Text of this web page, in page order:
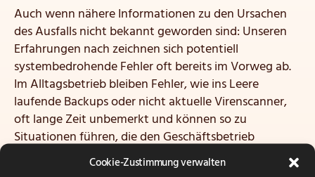
Cookie-Zustimmung verwalten
Auch wenn nähere Informationen zu den Ursachen
des Ausfalls nicht bekannt geworden sind: Unseren
Erfahrungen nach zeichnen sich potentiell
systembedrohende Fehler oft bereits im Vorweg ab.
Im Alltagsbetrieb bleiben Fehler, wie ins Leere
laufende Backups oder nicht aktuelle Virenscanner,
oft lange Zeit unbemerkt und können so zu
Situationen führen, die den Geschäftsbetrieb
empfindlich stören.